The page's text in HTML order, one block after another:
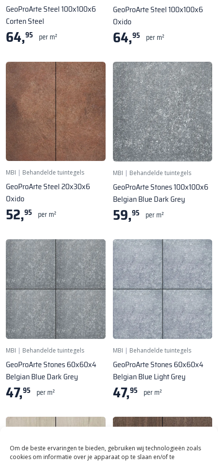
Om de beste ervaringen te bieden, gebruiken wij technologieën zoals
cookies om informatie over je apparaat op te slaan en/of te
GeoProArte Steel 100x100x6
Corten Steel
64,95 per m²
GeoProArte Steel 100x100x6
Oxido
64,95 per m²
MBI | Behandelde tuintegels
GeoProArte Steel 20x30x6
Oxido
52,95 per m²
MBI | Behandelde tuintegels
GeoProArte Stones 100x100x6
Belgian Blue Dark Grey
59,95 per m²
MBI | Behandelde tuintegels
GeoProArte Stones 60x60x4
Belgian Blue Dark Grey
47,95 per m²
MBI | Behandelde tuintegels
GeoProArte Stones 60x60x4
Belgian Blue Light Grey
47,95 per m²